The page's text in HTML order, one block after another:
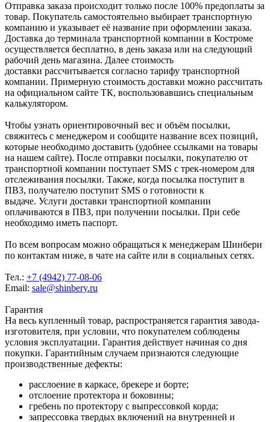
Отправка заказа происходит только после 100% предоплаты за
товар. Покупатель самостоятельно выбирает транспортную
компанию и указывает её название при оформлении заказа.
Доставка до терминала транспортной компании в Костроме
осуществляется бесплатно, в день заказа или на следующий
рабочий день магазина. Далее стоимость
доставки рассчитывается согласно тарифу транспортной
компании. Примерную стоимость доставки можно рассчитать
на официальном сайте ТК, воспользовавшись специальным
калькулятором.
Чтобы узнать ориентировочный вес и объём посылки,
свяжитесь с менеджером и сообщите название всех позиций,
которые необходимо доставить (удобнее ссылками на товары
на нашем сайте). После отправки посылки, покупателю от
транспортной компании поступает SMS с трек-номером для
отслеживания посылки. Также, когда посылка поступит в
ПВЗ, получателю поступит SMS о готовности к
выдаче. Услуги доставки транспортной компании
оплачиваются в ПВЗ, при получении посылки. При себе
необходимо иметь паспорт.
По всем вопросам можно обращаться к менеджерам Шинбери
по контактам ниже, в чате на сайте или в социальных сетях.
Тел.: +7 (4942) 77-08-06
Email: sale@shinbery.ru
Гарантия
На весь купленный товар, распространяется гарантия завода-
изготовителя, при условии, что покупателем соблюдены
условия эксплуатации. Гарантия действует начиная со дня
покупки. Гарантийным случаем признаются следующие
производственные дефекты:
расслоение в каркасе, брекере и борте;
отслоение протектора и боковины;
гребень по протектору с выпрессовкой корда;
запрессовка твердых включений на внутренней и